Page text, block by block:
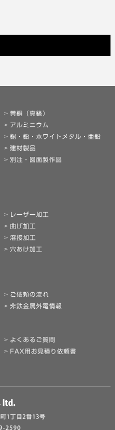
黄銅（真鍮）
アルミニウム
錫・鉛・ホワイトメタル・亜鉛
建材製品
別注・図面製作品
レーザー加工
曲げ加工
溶接加工
穴あけ加工
ご依頼の流れ
非鉄金属外電情報
よくあるご質問
FAX用お見積り依頼書